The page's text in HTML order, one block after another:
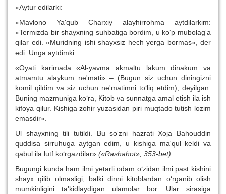
«Aytur edilarki:
«Mavlono Ya'qub Charxiy alayhirrohma aytdilarkim:
«Termizda bir shayxning suhbatiga bordim, u ko‘p mubolag‘a
qilar edi. «Muridning ishi shayxsiz hech yerga bormas», der
edi. Unga aytdimki:
«Oyati karimada «Al-yavma akmaltu lakum dinakum va
atmamtu alaykum ne'mati» – (Bugun siz uchun diningizni
komil qildim va siz uchun ne'matimni to‘liq etdim), deyilgan.
Buning mazmuniga ko‘ra, Kitob va sunnatga amal etish ila ish
kifoya qilur. Kishiga zohir yuzasidan piri muqtado tutish lozim
emasdir».
Ul shayxning tili tutildi. Bu so‘zni hazrati Xoja Bahouddin
quddisa sirruhuga aytgan edim, u kishiga ma'qul keldi va
qabul ila lutf ko‘rgazdilar» («Rashahot», 353-bet).
Bugungi kunda ham ilmi yetarli odam o‘zidan ilmi past kishini
shayx qilib olmasligi, balki dinni kitoblardan o‘rganib olish
mumkinligini ta'kidlaydigan ulamolar bor. Ular sirasiga